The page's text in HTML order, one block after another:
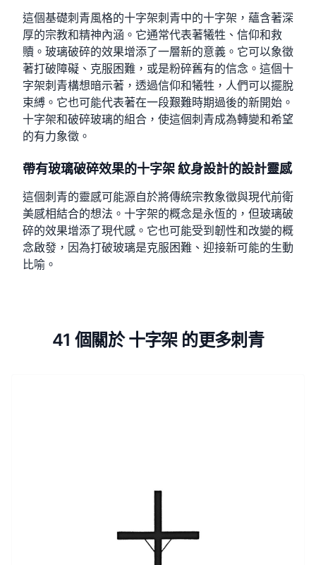
這個基礎刺青風格的十字架刺青中的十字架，蘊含著深
厚的宗教和精神內涵。它通常代表著犧牲、信仰和救
贖。玻璃破碎的效果增添了一層新的意義。它可以象徵
著打破障礙、克服困難，或是粉碎舊有的信念。這個十
字架刺青構想暗示著，透過信仰和犧牲，人們可以擺脫
束縛。它也可能代表著在一段艱難時期過後的新開始。
十字架和破碎玻璃的組合，使這個刺青成為轉變和希望
的有力象徵。
帶有玻璃破碎效果的十字架 紋身設計的設計靈感
這個刺青的靈感可能源自於將傳統宗教象徵與現代前衛
美感相結合的想法。十字架的概念是永恆的，但玻璃破
碎的效果增添了現代感。它也可能受到韌性和改變的概
念啟發，因為打破玻璃是克服困難、迎接新可能的生動
比喻。
41 個關於 十字架 的更多刺青